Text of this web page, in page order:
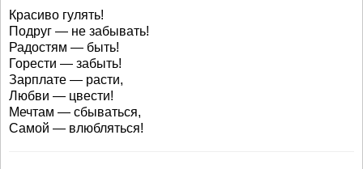
Красиво гулять!
Подруг — не забывать!
Радостям — быть!
Горести — забыть!
Зарплате — расти,
Любви — цвести!
Мечтам — сбываться,
Самой — влюбляться!